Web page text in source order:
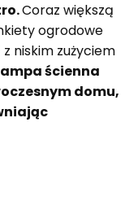
Coraz większą
ogrodowe
niskim zużyciem
ścienna
domu,